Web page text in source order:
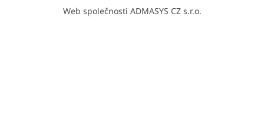
Web společnosti ADMASYS CZ s.r.o.